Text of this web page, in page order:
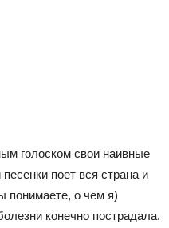
голоском свои наивные
поет вся страна и
о чем я)
конечно пострадала.